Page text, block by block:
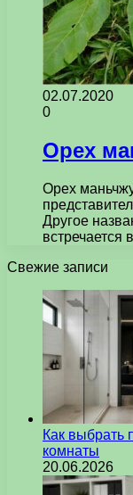
02.07.2020
0
Орех
Орех
Другое
встречается
Свежие записи
Как выбрать
комнаты
20.06.2026